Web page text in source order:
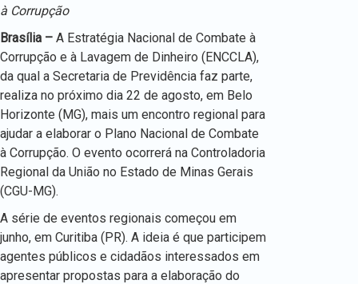
à Corrupção
Brasília – A Estratégia Nacional de Combate à
Corrupção e à Lavagem de Dinheiro (ENCCLA),
da qual a Secretaria de Previdência faz parte,
realiza no próximo dia 22 de agosto, em Belo
Horizonte (MG), mais um encontro regional para
ajudar a elaborar o Plano Nacional de Combate
à Corrupção. O evento ocorrerá na Controladoria
Regional da União no Estado de Minas Gerais
(CGU-MG).
A série de eventos regionais começou em
junho, em Curitiba (PR). A ideia é que participem
agentes públicos e cidadãos interessados em
apresentar propostas para a elaboração do